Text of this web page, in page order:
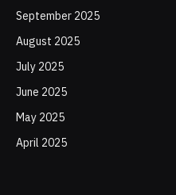
September 2025
August 2025
July 2025
June 2025
May 2025
April 2025